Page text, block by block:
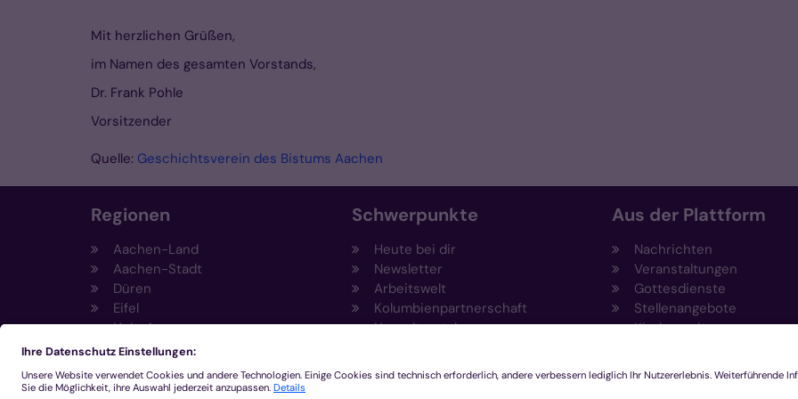
Mit herzlichen Grüßen,
im Namen des gesamten Vorstands,
Dr. Frank Pohle
Vorsitzender
Quelle: Geschichtsverein des Bistums Aachen
Regionen
Aachen-Land
Aachen-Stadt
Düren
Eifel
Heinsberg
Kempen-Viersen
Krefeld
Mönchengladbach
Schwerpunkte
Heute bei dir
Newsletter
Arbeitswelt
Kolumbienpartnerschaft
Umweltportal
Fundraising
Aus der Plattform
Nachrichten
Veranstaltungen
Gottesdienste
Stellenangebote
Kirchenzeitung
Rechtsdatenbank